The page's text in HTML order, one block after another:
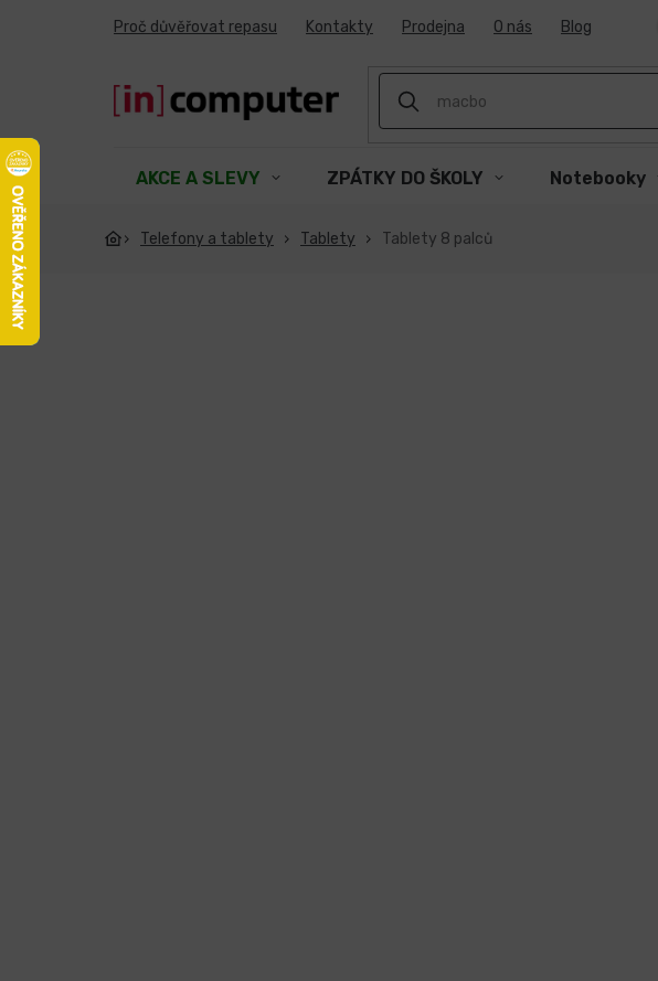
Proč důvěřovat repasu Kontakty Prodejna O nás Blog
AKCE A SLEVY ZPÁTKY DO ŠKOLY Notebooky
Telefony a tablety Tablety Tablety 8 palců